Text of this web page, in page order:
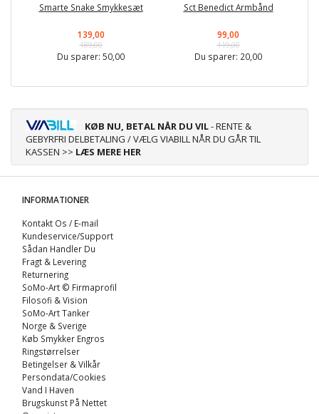
Smarte Snake Smykkesæt
139,00
189,00
Du sparer: 50,00
Sct Benedict Armbånd
99,00
119,00
Du sparer: 20,00
KØB NU, BETAL NÅR DU VIL- RENTE &
GEBYRFRI DELBETALING / VÆLG VIABILL NÅR DU GÅR TIL
KASSEN >> LÆS MERE HER
INFORMATIONER
Kontakt Os / E-mail
Kundeservice/Support
Sådan Handler Du
Fragt & Levering
Returnering
SoMo-Art © Firmaprofil
Filosofi & Vision
SoMo-Art Tanker
Norge & Sverige
Køb Smykker Engros
Ringstørrelser
Betingelser & Vilkår
Persondata/Cookies
Vand I Haven
Brugskunst På Nettet